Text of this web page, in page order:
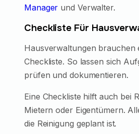
Manager und Verwalter.
Checkliste Für
Hausverwaltungen brauchen
Checkliste. So lassen sich
prüfen und dokumentieren.
Eine Checkliste hilft auch bei
Mietern oder Eigentümern.
die Reinigung geplant ist.